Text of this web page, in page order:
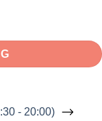
- 20:00)